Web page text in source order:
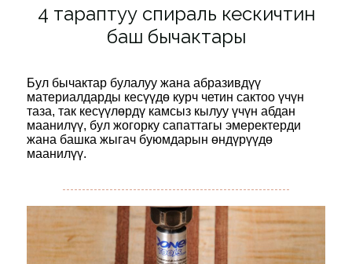
4 тараптуу спираль кескичтин
баш бычактары
Бул бычактар ​​булалуу жана абразивдүү
материалдарды кесүүдө курч четин сактоо үчүн
таза, так кесүүлөрдү камсыз кылуу үчүн абдан
маанилүү, бул жогорку сапаттагы эмеректерди
жана башка жыгач буюмдарын өндүрүүдө
маанилүү.